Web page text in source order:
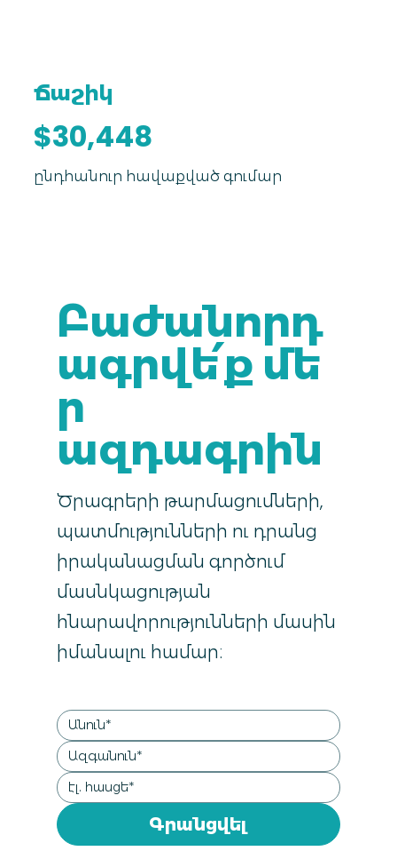
ընդհանուր հավաքված գումար
Ճաշիկ
$30,448
Գրանցվել
Ծրագրերի թարմացումների,
պատմությունների ու դրանց
իրականացման գործում
մասնկացության
հնարավորությունների մասին
իմանալու համար։
Բաժանորդ
ագրվե՛ք մե
ր
ազդագրին